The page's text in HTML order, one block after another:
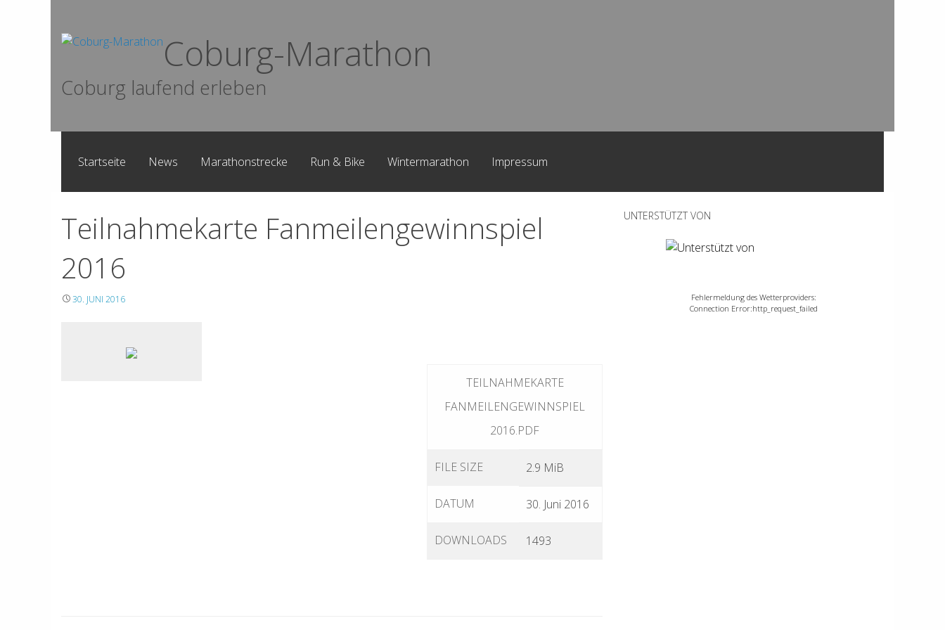
Coburg-Marathon
Coburg laufend erleben
Startseite News Marathonstrecke Run & Bike Wintermarathon Impressum
Teilnahmekarte Fanmeilengewinnspiel
2016
30. JUNI 2016
TEILNAHMEKARTE
FANMEILENGEWINNSPIEL
2016.PDF
FILE SIZE 2.9 MiB
DATUM 30. Juni 2016
DOWNLOADS 1493
UNTERSTÜTZT VON
Fehlermeldung des Wetterproviders:
Connection Error:http_request_failed